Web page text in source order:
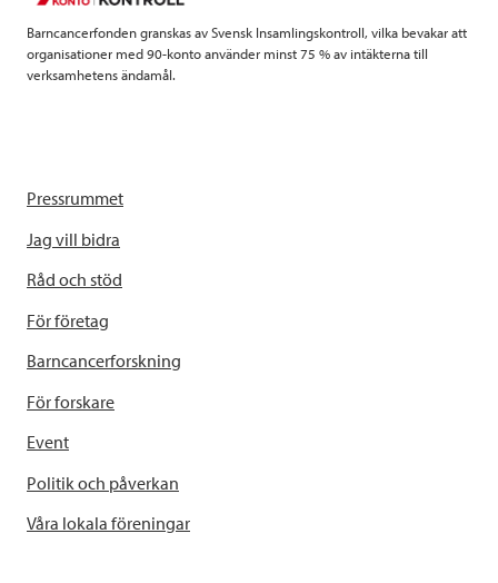
Barncancerfonden granskas av Svensk Insamlingskontroll, vilka bevakar att
organisationer med 90-konto använder minst 75 % av intäkterna till
verksamhetens ändamål.
Pressrummet
Jag vill bidra
Råd och stöd
För företag
Barncancerforskning
För forskare
Event
Politik och påverkan
Våra lokala föreningar